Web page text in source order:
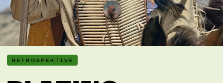
RETROSPEKTIVE